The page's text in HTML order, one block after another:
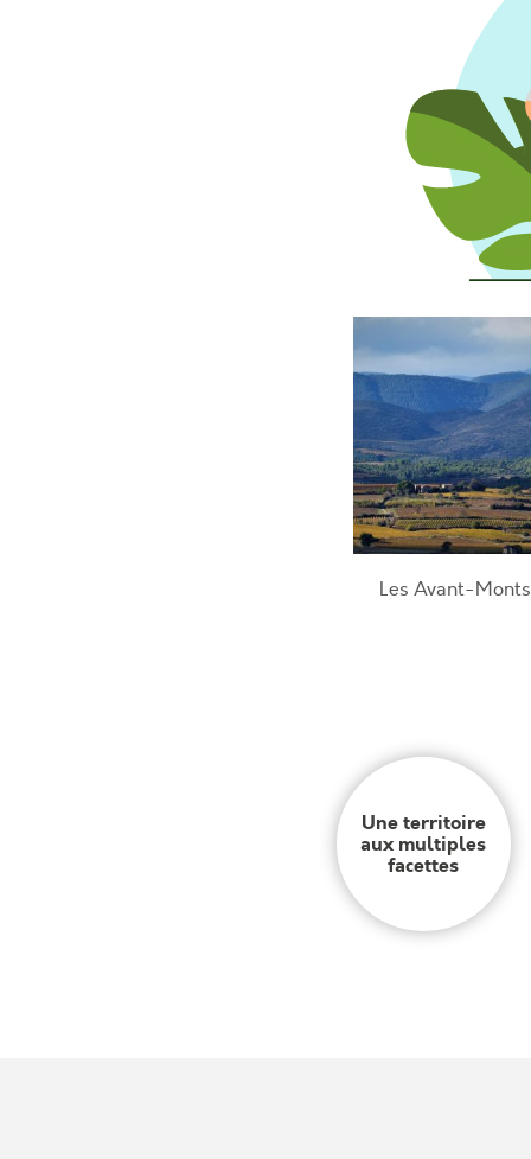
Les Avant-Monts
Une territoire
aux multiples
facettes